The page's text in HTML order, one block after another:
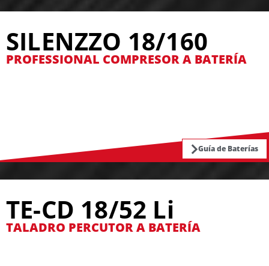
SILENZZO 18/160
PROFESSIONAL COMPRESOR A BATERÍA
Guía de Baterías
TE-CD 18/52 Li
TALADRO PERCUTOR A BATERÍA